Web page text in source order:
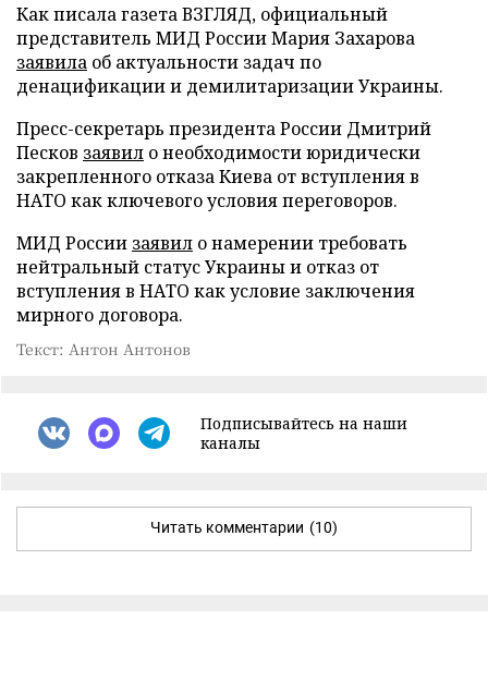
Как писала газета ВЗГЛЯД, официальный
представитель МИД России Мария Захарова
заявила об актуальности задач по
денацификации и демилитаризации Украины.
Пресс-секретарь президента России Дмитрий
Песков заявил о необходимости юридически
закрепленного отказа Киева от вступления в
НАТО как ключевого условия переговоров.
МИД России заявил о намерении требовать
нейтральный статус Украины и отказ от
вступления в НАТО как условие заключения
мирного договора.
Текст: Антон Антонов
Подписывайтесь на наши
каналы
Читать комментарии (10)